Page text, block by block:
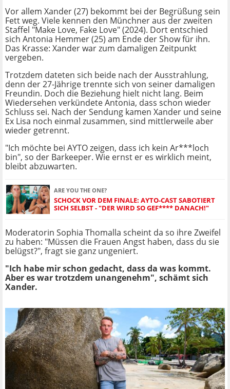
Vor allem Xander (27) bekommt bei der Begrüßung sein
Fett weg. Viele kennen den Münchner aus der zweiten
Staffel "Make Love, Fake Love" (2024). Dort entschied
sich Antonia Hemmer (25) am Ende der Show für ihn.
Das Krasse: Xander war zum damaligen Zeitpunkt
vergeben.
Trotzdem dateten sich beide nach der Ausstrahlung,
denn der 27-Jährige trennte sich von seiner damaligen
Freundin. Doch die Beziehung hielt nicht lang. Beim
Wiedersehen verkündete Antonia, dass schon wieder
Schluss sei. Nach der Sendung kamen Xander und seine
Ex Lisa noch einmal zusammen, sind mittlerweile aber
wieder getrennt.
"Ich möchte bei AYTO zeigen, dass ich kein Ar***loch
bin", so der Barkeeper. Wie ernst er es wirklich meint,
bleibt abzuwarten.
ARE YOU THE ONE?
SCHOCK VOR DEM FINALE: AYTO-CAST SABOTIERT
SICH SELBST - "DER WIRD SO GEF**** DANACH!"
Moderatorin Sophia Thomalla scheint da so ihre Zweifel
zu haben: "Müssen die Frauen Angst haben, dass du sie
belügst?", fragt sie ganz ungeniert.
"Ich habe mir schon gedacht, dass da was kommt.
Aber es war trotzdem unangenehm", schämt sich
Xander.